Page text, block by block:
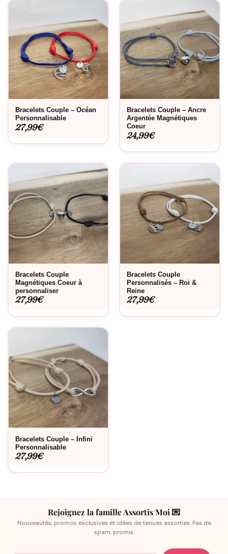
Bracelets Couple – Océan
Personnalisable
27,99€
Bracelets Couple – Ancre
Argentée Magnétiques
Coeur
24,99€
Bracelets Couple
Magnétiques Coeur à
personnaliser
27,99€
Bracelets Couple
Personnalisés – Roi &
Reine
27,99€
Bracelets Couple – Infini
Personnalisable
27,99€
Rejoignez la famille Assortis Moi 💌
Nouveautés, promos exclusives et idées de tenues assorties. Pas de
spam, promis.